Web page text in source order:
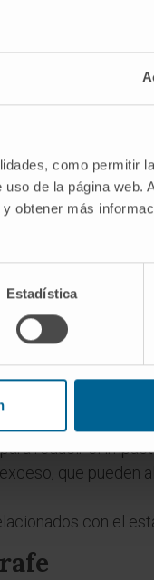
como permitir
de la página web.
obtener más
Estadística
neuronas
con alteraciones
las siguientes
reducir el
que pueden
con el